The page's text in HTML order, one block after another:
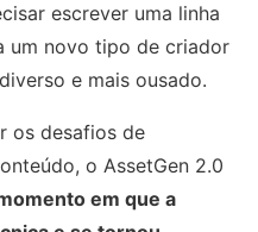
escrever uma linha
um novo tipo de criador
e mais ousado.
os desafios de
o AssetGen 2.0
em que a